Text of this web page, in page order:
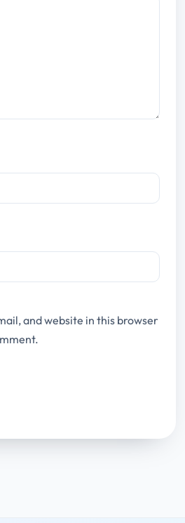
and website in this browser